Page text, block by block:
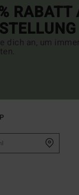
RABATT
dich an, um